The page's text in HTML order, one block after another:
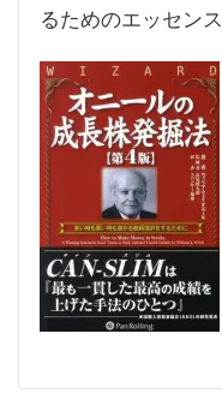
るためのエッセン